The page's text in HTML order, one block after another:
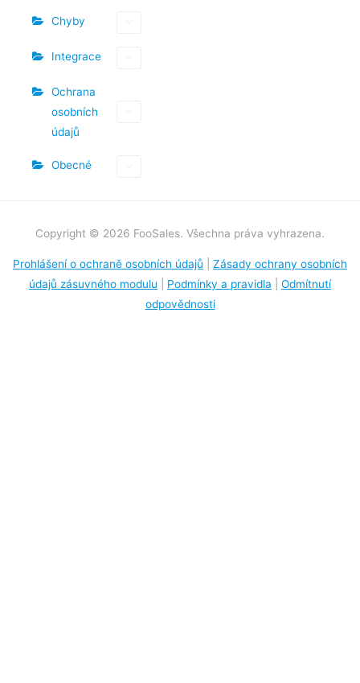
Chyby
Integrace
Ochrana
osobních
údajů
Obecné
Copyright © 2026 FooSales. Všechna práva vyhrazena.
Prohlášení o ochraně osobních údajů
Zásady ochrany osobních
údajů zásuvného modulu
Podmínky a pravidla
Odmítnutí
odpovědnosti